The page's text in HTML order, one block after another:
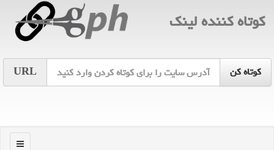
كوتاه كننده لینك
URL
منو